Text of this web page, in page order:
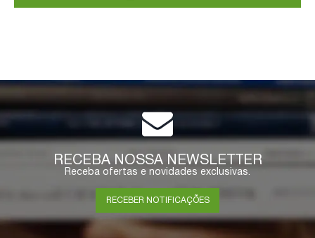
RECEBA NOSSA NEWSLETTER
Receba ofertas e novidades exclusivas.
RECEBER NOTIFICAÇÕES